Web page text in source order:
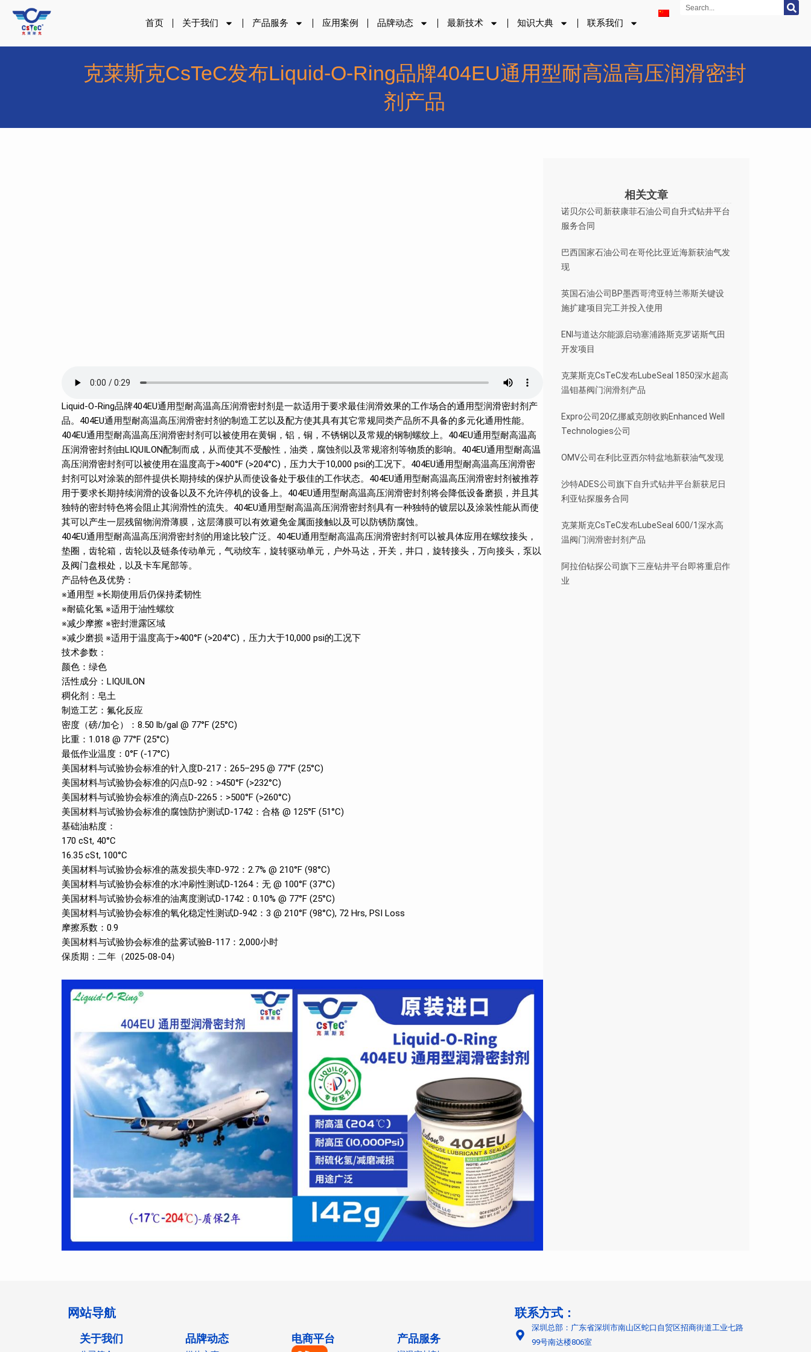
容
首页 关于我们 产品服务 应用案例 品牌动态 最新技术 知识大典 联系我们
Search
克莱斯克CsTeC发布Liquid-O-Ring品牌404EU通用型耐高温高压润滑密封
剂产品
Liquid-O-Ring品牌404EU通用型耐高温高压润滑密封剂是一款适用于要求最佳润滑效果的工作场合的通用型润滑密封剂产
品。404EU通用型耐高温高压润滑密封剂的制造工艺以及配方使其具有其它常规同类产品所不具备的多元化通用性能。
404EU通用型耐高温高压润滑密封剂可以被使用在黄铜，铝，铜，不锈钢以及常规的钢制螺纹上。404EU通用型耐高温高
压润滑密封剂由LIQUILON配制而成，从而使其不受酸性，油类，腐蚀剂以及常规溶剂等物质的影响。404EU通用型耐高温
高压润滑密封剂可以被使用在温度高于>400°F (>204°C)，压力大于10,000 psi的工况下。404EU通用型耐高温高压润滑密
封剂可以对涂装的部件提供长期持续的保护从而使设备处于极佳的工作状态。404EU通用型耐高温高压润滑密封剂被推荐
用于要求长期持续润滑的设备以及不允许停机的设备上。404EU通用型耐高温高压润滑密封剂将会降低设备磨损，并且其
独特的密封特色将会阻止其润滑性的流失。404EU通用型耐高温高压润滑密封剂具有一种独特的镀层以及涂装性能从而使
其可以产生一层残留物润滑薄膜，这层薄膜可以有效避免金属面接触以及可以防锈防腐蚀。
404EU通用型耐高温高压润滑密封剂的用途比较广泛。404EU通用型耐高温高压润滑密封剂可以被具体应用在螺纹接头，
垫圈，齿轮箱，齿轮以及链条传动单元，气动绞车，旋转驱动单元，户外马达，开关，井口，旋转接头，万向接头，泵以
及阀门盘根处，以及卡车尾部等。
产品特色及优势：
※通用型 ※长期使用后仍保持柔韧性
※耐硫化氢 ※适用于油性螺纹
※减少摩擦 ※密封泄露区域
※减少磨损 ※适用于温度高于>400°F (>204°C)，压力大于10,000 psi的工况下
技术参数：
颜色：绿色
活性成分：LIQUILON
稠化剂：皂土
制造工艺：氟化反应
密度（磅/加仑）：8.50 lb/gal @ 77°F (25°C)
比重：1.018 @ 77°F (25°C)
最低作业温度：0°F (-17°C)
美国材料与试验协会标准的针入度D-217：265–295 @ 77°F (25°C)
美国材料与试验协会标准的闪点D-92：>450°F (>232°C)
美国材料与试验协会标准的滴点D-2265：>500°F (>260°C)
美国材料与试验协会标准的腐蚀防护测试D-1742：合格 @ 125°F (51°C)
基础油粘度：
170 cSt, 40°C
16.35 cSt, 100°C
美国材料与试验协会标准的蒸发损失率D-972：2.7% @ 210°F (98°C)
美国材料与试验协会标准的水冲刷性测试D-1264：无 @ 100°F (37°C)
美国材料与试验协会标准的油离度测试D-1742：0.10% @ 77°F (25°C)
美国材料与试验协会标准的氧化稳定性测试D-942：3 @ 210°F (98°C), 72 Hrs, PSI Loss
摩擦系数：0.9
美国材料与试验协会标准的盐雾试验B-117：2,000小时
保质期：二年（2025-08-04）
相关文章
诺贝尔公司新获康菲石油公司自升式钻井平台
服务合同
巴西国家石油公司在哥伦比亚近海新获油气发
现
英国石油公司BP墨西哥湾亚特兰蒂斯关键设
施扩建项目完工并投入使用
ENI与道达尔能源启动塞浦路斯克罗诺斯气田
开发项目
克莱斯克CsTeC发布LubeSeal 1850深水超高
温钼基阀门润滑剂产品
Expro公司20亿挪威克朗收购Enhanced Well
Technologies公司
OMV公司在利比亚西尔特盆地新获油气发现
沙特ADES公司旗下自升式钻井平台新获尼日
利亚钻探服务合同
克莱斯克CsTeC发布LubeSeal 600/1深水高
温阀门润滑密封剂产品
阿拉伯钻探公司旗下三座钻井平台即将重启作
业
网站导航
关于我们 品牌动态 电商平台 产品服务
联系方式：
深圳总部：广东省深圳市南山区蛇口自贸区招商街道工业七路
99号南达楼806室